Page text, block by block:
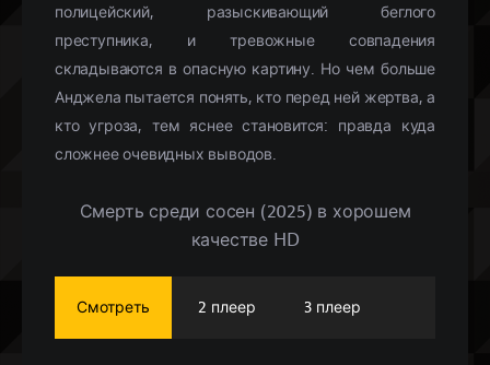
полицейский, разыскивающий беглого
преступника, и тревожные совпадения
складываются в опасную картину. Но чем больше
Анджела пытается понять, кто перед ней жертва, а
кто угроза, тем яснее становится: правда куда
сложнее очевидных выводов.
Смерть среди сосен (2025) в хорошем
качестве HD
Смотреть 2 плеер 3 плеер